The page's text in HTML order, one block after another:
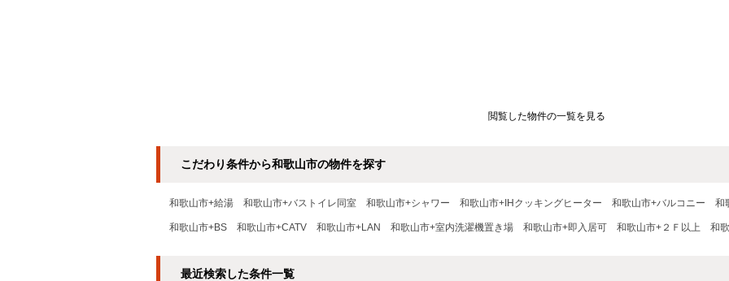
閲覧した物件の一覧を見る
こだわり条件から和歌山市の物件を探す
和歌山市+給湯 和歌山市+バストイレ同室 和歌山市+シャワー 和歌山市+IHクッキングヒーター 和歌山市+バルコニー 和
和歌山市+BS 和歌山市+CATV 和歌山市+LAN 和歌山市+室内洗濯機置き場 和歌山市+即入居可 和歌山市+２Ｆ以上 和
最近検索した条件一覧